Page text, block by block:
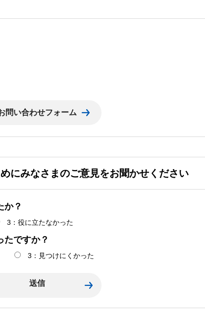
にみなさまのご意見をお聞かせください
か？
3：役に立たなかった
たですか？
3：見つけにくかった